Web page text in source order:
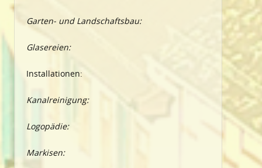
Garten- und Landschaftsbau:
Glasereien:
Installationen:
Kanalreinigung:
Logopädie:
Markisen: